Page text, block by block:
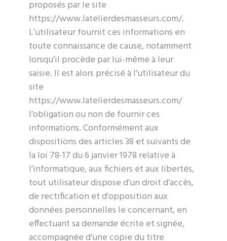
proposés par le site
https://www.latelierdesmasseurs.com/.
L’utilisateur fournit ces informations en
toute connaissance de cause, notamment
lorsqu’il procède par lui-même à leur
saisie. Il est alors précisé à l’utilisateur du
site
https://www.latelierdesmasseurs.com/
l’obligation ou non de fournir ces
informations. Conformément aux
dispositions des articles 38 et suivants de
la loi 78-17 du 6 janvier 1978 relative à
l’informatique, aux fichiers et aux libertés,
tout utilisateur dispose d’un droit d’accès,
de rectification et d’opposition aux
données personnelles le concernant, en
effectuant sa demande écrite et signée,
accompagnée d’une copie du titre